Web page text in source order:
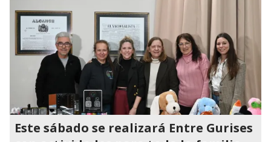
Este sábado se realizará Entre Gurises